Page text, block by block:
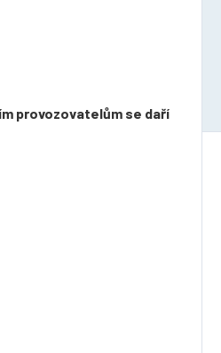
provozovatelům se daří